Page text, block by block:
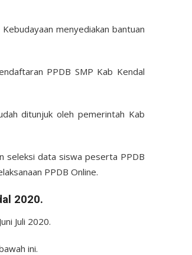
menyediakan bantuan
PPDB SMP Kab Kendal
ditunjuk oleh pemerintah Kab
seleksi data siswa peserta PPDB
PPDB Online.
2020.
Juli 2020.
ini.